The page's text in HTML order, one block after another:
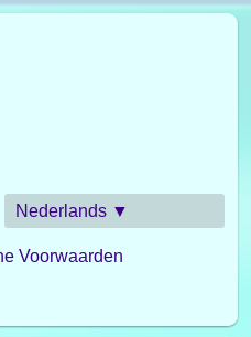
Nederlands ▼
Voorwaarden